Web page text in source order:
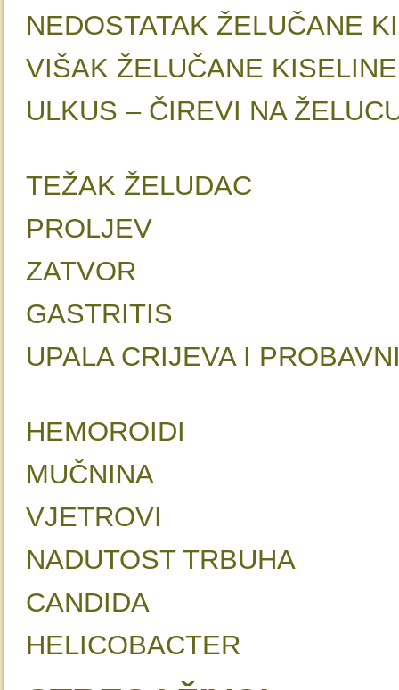
NEDOSTATAK
VIŠAK ŽELUČANE
ULKUS – ČIREVI NA
TEŽAK
GASTRITIS
UPALA CRIJEVA I
NADUTOST TRBUHA